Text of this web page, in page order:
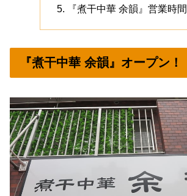
『煮干中華 余韻』営業時間
『煮干中華 余韻』オープン！